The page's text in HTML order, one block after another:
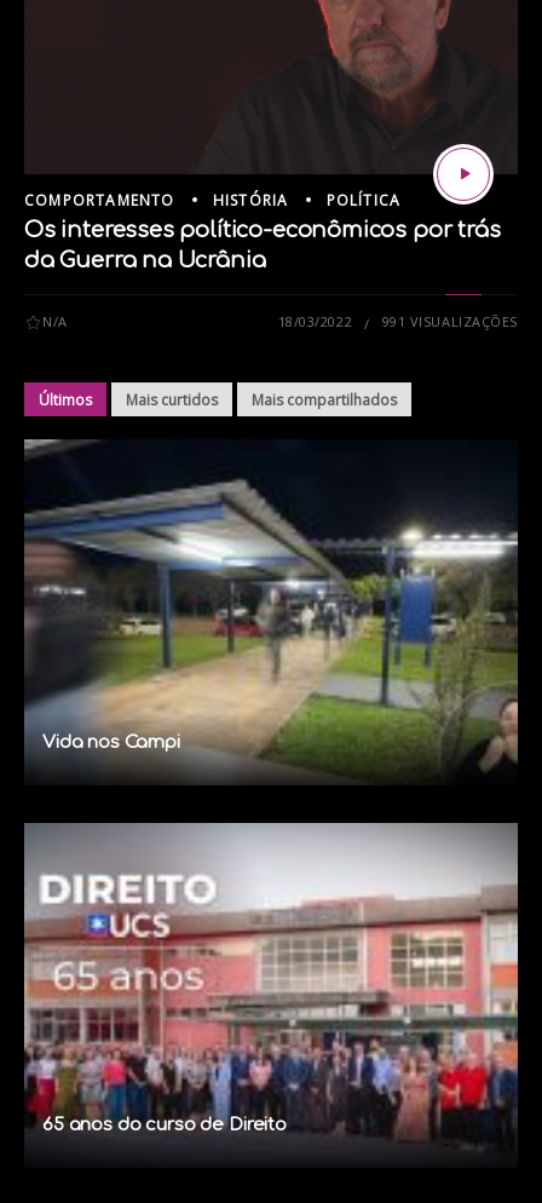
COMPORTAMENTO HISTÓRIA POLÍTICA
Os interesses político-econômicos por trás
da Guerra na Ucrânia
N/A 18/03/2022 991 VISUALIZAÇÕES
Últimos Mais curtidos Mais compartilhados
Vida nos Campi
65 anos do curso de Direito